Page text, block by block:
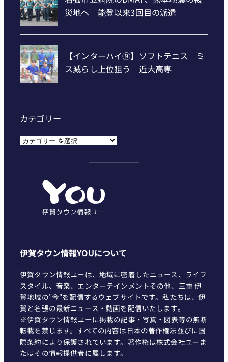
カテゴリー
カ
伊賀タウン情報YOUについて
伊賀タウン情報ユーは、地域に密着したニュース、ライフ
スタイル、音楽、エンターテインメントその他、三重 伊
賀地域の"今"を配信するウェブサイトです。私たちは、伊
賀と名張の最新ニュース・動画を配信いたします。
※伊賀タウン情報ユーに掲載の記事・写真・図表等の無断
転載を禁じます。すべての内容は日本の著作権法並びに国
際条約により保護されています。著作権は株式会社ユーま
たはその情報提供者に属します。